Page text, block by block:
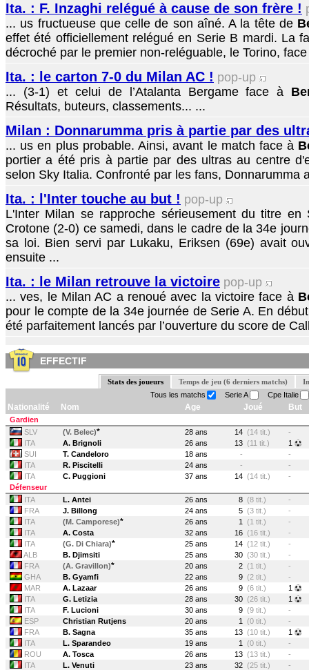
Ita. : F. Inzaghi relégué à cause de son frère !
... us fructueuse que celle de son aîné. A la tête de
effet été officiellement relégué en Serie B mardi. La
décroché par le premier non-reléguable, le Torino,
Ita. : le carton 7-0 du Milan AC ! pop-up
... (3-1) et celui de l’Atalanta Bergame face à
Résultats, buteurs, classements... ...
Milan : Donnarumma pris à partie par des
... us en plus probable. Ainsi, avant le match face à
portier a été pris à partie par des ultras au centre
selon Sky Italia. Confronté par les fans, Donnarumma
Ita. : l'Inter touche au but ! pop-up
L'Inter Milan se rapproche sérieusement du titre
Crotone (2-0) ce samedi, dans le cadre de la 34e
sa loi. Bien servi par Lukaku, Eriksen (69e) avait
ensuite ...
Ita. : le Milan retrouve la victoire pop-up
... ves, le Milan AC a renoué avec la victoire face à
pour le compte de la 34e journée de Serie A. En
été parfaitement lancés par l’ouverture du score de
EFFECTIF
Stats des joueurs Temps de jeu (6 derniers matchs)
Tous les matchs
Serie A Cpe Italie
Nationalité Nom Age Joué But
Gardien
SLV
(V. Belec)* 28 ans 14 (14 tit.)
-
ITA
A. Brignoli 26 ans 13 (11 tit.)
1
SUI
T. Candeloro 18 ans -
-
ITA
R. Piscitelli 24 ans -
-
ITA
C. Puggioni 37 ans 14 (14 tit.)
-
Défenseur
ITA
L. Antei 26 ans 8 (8 tit.)
-
FRA
J. Billong 24 ans 5 (3 tit.)
-
ITA
(M. Camporese)* 26 ans 1 (1 tit.)
-
ITA
A. Costa 32 ans 16 (16 tit.)
-
ITA
(G. Di Chiara)* 25 ans 14 (12 tit.)
-
ALB
B. Djimsiti 25 ans 30 (30 tit.)
-
FRA
(A. Gravillon)* 20 ans 2 (1 tit.)
-
GHA
B. Gyamfi 22 ans 9 (2 tit.)
-
MAR
A. Lazaar 26 ans 9 (6 tit.)
1
ITA
G. Letizia 28 ans 30 (26 tit.)
1
ITA
F. Lucioni 30 ans 9 (9 tit.)
-
ESP
Christian Rutjens 20 ans 1 (0 tit.)
-
FRA
B. Sagna 35 ans 13 (10 tit.)
1
ITA
L. Sparandeo 19 ans 1 (0 tit.)
-
ROU
A. Tosca 26 ans 13 (13 tit.)
-
ITA
L. Venuti 23 ans 32 (25 tit.)
-